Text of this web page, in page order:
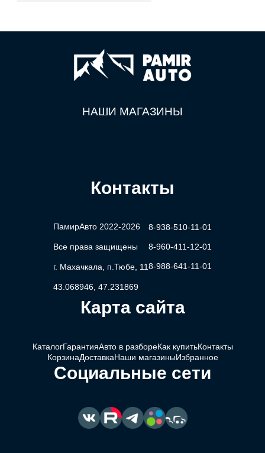
НАШИ МАГАЗИНЫ
Контакты
ПамирАвто 2022-2026
Все права защищены
г. Махачкала, п.Тюбе, 11
43.068946, 47.231869
8-938-510-11-01
8-960-411-12-01
8-988-641-11-01
Карта сайта
КаталогГарантияАвто в разбореКак купитьКонтакты
КорзинаДоставкаНаши магазиныИзбранное
Социальные сети